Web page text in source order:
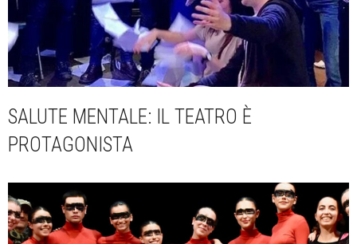
SALUTE MENTALE: IL TEATRO È
PROTAGONISTA